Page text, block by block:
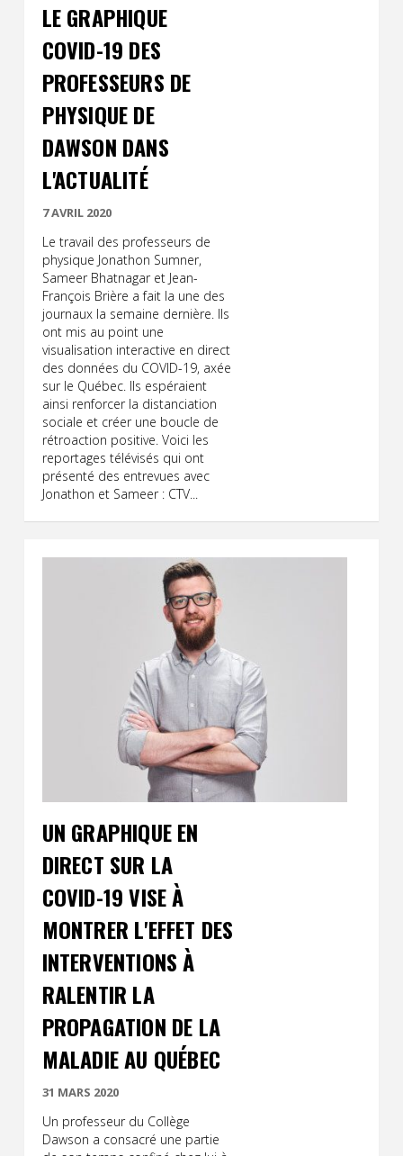
LE GRAPHIQUE
COVID-19 DES
PROFESSEURS DE
PHYSIQUE DE
DAWSON DANS
L'ACTUALITÉ
7 AVRIL 2020
Le travail des professeurs de
physique Jonathon Sumner,
Sameer Bhatnagar et Jean-
François Brière a fait la une des
journaux la semaine dernière. Ils
ont mis au point une
visualisation interactive en direct
des données du COVID-19, axée
sur le Québec. Ils espéraient
ainsi renforcer la distanciation
sociale et créer une boucle de
rétroaction positive. Voici les
reportages télévisés qui ont
présenté des entrevues avec
Jonathon et Sameer : CTV...
UN GRAPHIQUE EN
DIRECT SUR LA
COVID-19 VISE À
MONTRER L'EFFET DES
INTERVENTIONS À
RALENTIR LA
PROPAGATION DE LA
MALADIE AU QUÉBEC
31 MARS 2020
Un professeur du Collège
Dawson a consacré une partie